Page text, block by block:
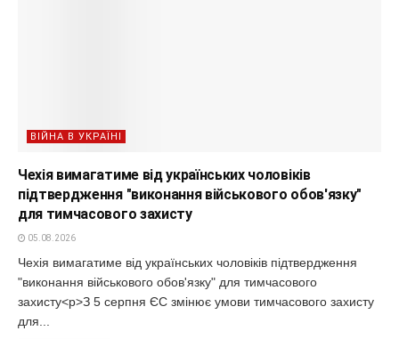
ВІЙНА В УКРАЇНІ
Чехія вимагатиме від українських чоловіків
підтвердження "виконання військового обов'язку"
для тимчасового захисту
05.08.2026
Чехія вимагатиме від українських чоловіків підтвердження
"виконання військового обов'язку" для тимчасового
захисту<p>З 5 серпня ЄС змінює умови тимчасового захисту
для...